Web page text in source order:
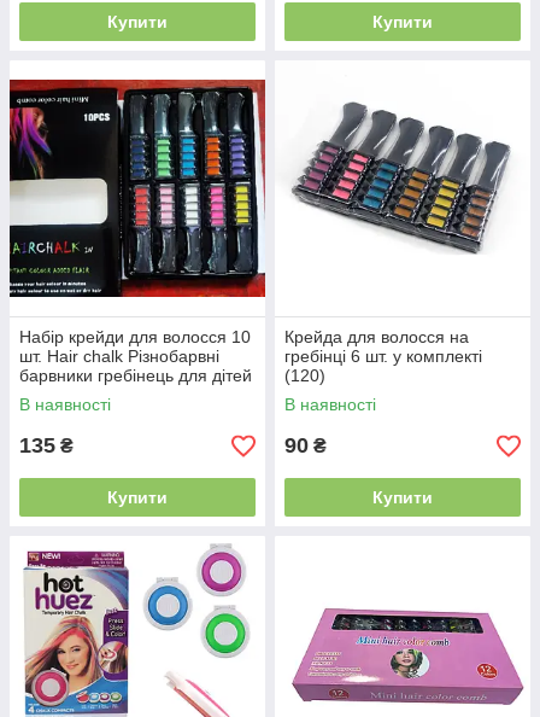
Купити Купити
Набір крейди для волосся 10
шт. Hair chalk Різнобарвні
барвники гребінець для дітей
і дорослих (80)
В наявності
135 ₴
Купити
Крейда для волосся на
гребінці 6 шт. у комплекті
(120)
В наявності
90 ₴
Купити